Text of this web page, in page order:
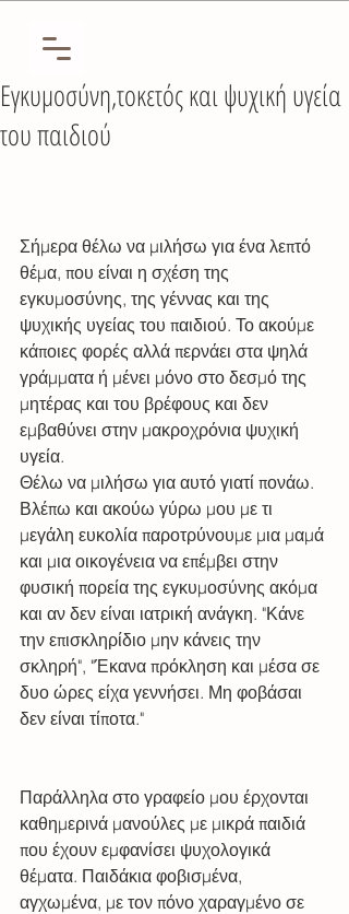
Εγκυμοσύνη,τοκετός και ψυχική υγεία
του παιδιού
Σήμερα θέλω να μιλήσω για ένα λεπτό
θέμα, που είναι η σχέση της
εγκυμοσύνης, της γέννας και της
ψυχικής υγείας του παιδιού. Το ακούμε
κάποιες φορές αλλά περνάει στα ψηλά
γράμματα ή μένει μόνο στο δεσμό της
μητέρας και του βρέφους και δεν
εμβαθύνει στην μακροχρόνια ψυχική
υγεία.
Θέλω να μιλήσω για αυτό γιατί πονάω.
Βλέπω και ακούω γύρω μου με τι
μεγάλη ευκολία παροτρύνουμε μια μαμά
και μια οικογένεια να επέμβει στην
φυσική πορεία της εγκυμοσύνης ακόμα
και αν δεν είναι ιατρική ανάγκη. "Κάνε
την επισκληρίδιο μην κάνεις την
σκληρή", "Έκανα πρόκληση και μέσα σε
δυο ώρες είχα γεννήσει. Μη φοβάσαι
δεν είναι τίποτα."
Παράλληλα στο γραφείο μου έρχονται
καθημερινά μανούλες με μικρά παιδιά
που έχουν εμφανίσει ψυχολογικά
θέματα. Παιδάκια φοβισμένα,
αγχωμένα, με τον πόνο χαραγμένο σε